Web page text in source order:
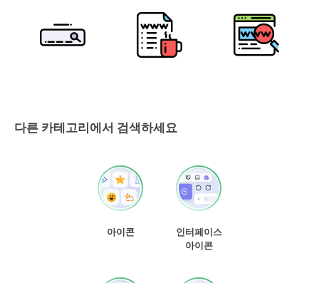
다른 카테고리에서 검색하세요
아이콘
인터페이스
아이콘